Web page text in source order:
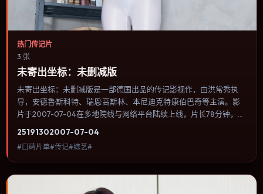
热门传记片
3 张
未寄出坐标：未删减版
未寄出坐标：未删减版是一部德国出品的传记影视作，由洪常秀执
导，安德鲁·斯科特、瑞恩·高斯林、本尼迪克特·康伯巴奇等主演。影
片于2007-07-04在多地院线与网络平台陆续上线，片长78分钟，适
聚焦人物选择与情节推进，节奏与视听语言统一，可作为休闲观影或
类型片补片的选择。
25191302007-07-04
#口碑片单#传记#综艺#